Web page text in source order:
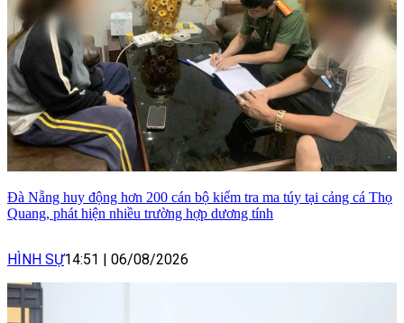
Đà Nẵng huy động hơn 200 cán bộ kiểm tra ma túy tại cảng cá Thọ
Quang, phát hiện nhiều trường hợp dương tính
HÌNH SỰ14:51 06/08/2026